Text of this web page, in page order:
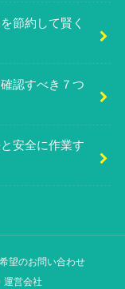
節約して賢く
認すべき７つ
安全に作業す
望のお問い合わせ
運営会社